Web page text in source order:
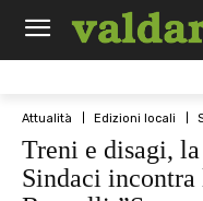
Attualità Edizioni locali
Treni e disagi,
Sindaci incontra